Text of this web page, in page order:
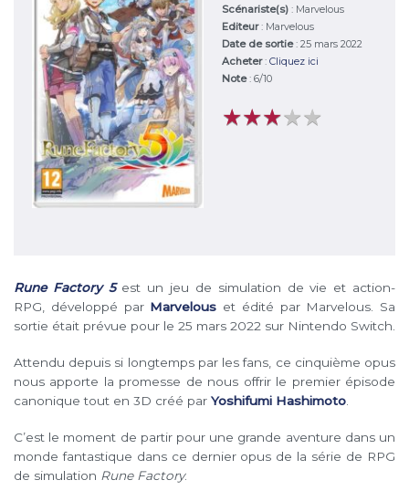
Scénariste(s) : Marvelous
Editeur: Marvelous
Date de sortie: 25 mars 2022
Acheter: Cliquez ici
Note: 6/10
★★★★★
★★★★★
Rune Factory 5est un jeu de simulation de vie et action-
RPG, développé par Marvelous et édité par Marvelous. Sa
sortie était prévue pour le 25 mars 2022 sur Nintendo Switch.
Attendu depuis si longtemps par les fans, ce cinquième opus
nous apporte la promesse de nous offrir le premier épisode
canonique tout en 3D créé par Yoshifumi Hashimoto.
C’est le moment de partir pour une grande aventure dans un
monde fantastique dans ce dernier opus de la série de RPG
de simulation Rune Factory.